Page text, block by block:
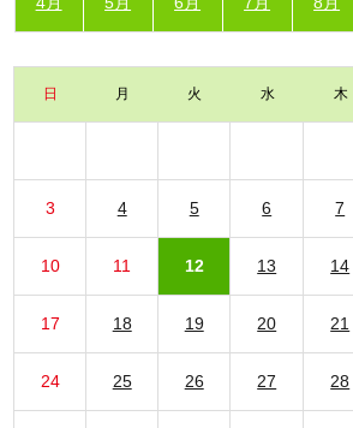
日 月 火 水 木
3 4 5 6 7
10 11 12 13 14
17 18 19 20 21
24 25 26 27 28